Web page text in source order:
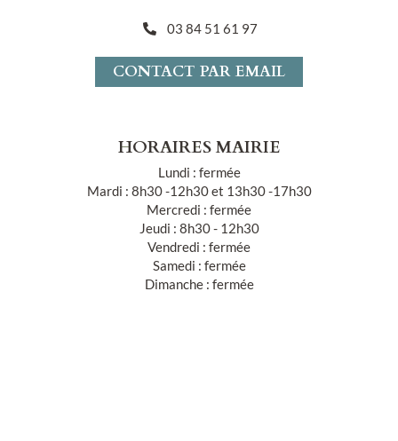
03 84 51 61 97
CONTACT PAR EMAIL
HORAIRES MAIRIE
Lundi : fermée
Mardi : 8h30 -12h30 et 13h30 -17h30
Mercredi : fermée
Jeudi : 8h30 - 12h30
Vendredi : fermée
Samedi : fermée
Dimanche : fermée